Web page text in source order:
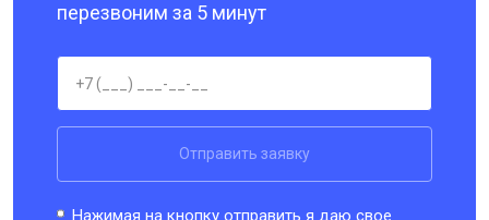
перезвоним за 5 минут
Отправить заявку
Нажимая на кнопку отправить я даю свое